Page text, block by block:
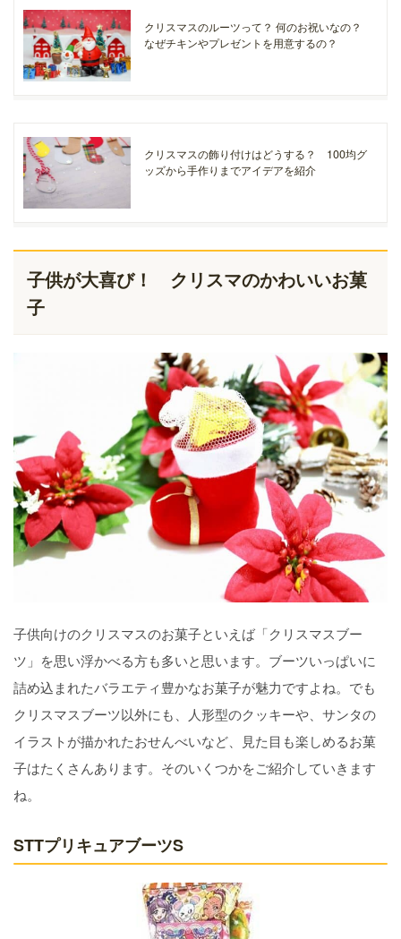
クリスマスのルーツって？ 何のお祝いなの？
なぜチキンやプレゼントを用意するの？
クリスマスの飾り付けはどうする？ 100均グ
ッズから手作りまでアイデアを紹介
子供が大喜び！ クリスマのかわいいお菓
子
子供向けのクリスマスのお菓子といえば「クリスマスブー
ツ」を思い浮かべる方も多いと思います。ブーツいっぱいに
詰め込まれたバラエティ豊かなお菓子が魅力ですよね。でも
クリスマスブーツ以外にも、人形型のクッキーや、サンタの
イラストが描かれたおせんべいなど、見た目も楽しめるお菓
子はたくさんあります。そのいくつかをご紹介していきます
ね。
STTプリキュアブーツS